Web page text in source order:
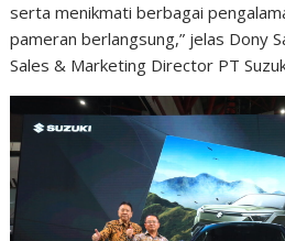
serta menikmati berbagai
pameran berlangsung,” jelas Dony
Sales & Marketing Director PT